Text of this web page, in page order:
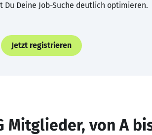
Deine Job-Suche deutlich optimieren.
Jetzt registrieren
Mitglieder, von A